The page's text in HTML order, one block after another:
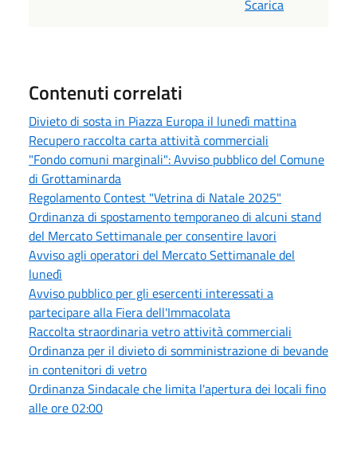
Scarica
Contenuti correlati
Divieto di sosta in Piazza Europa il lunedì mattina
Recupero raccolta carta attività commerciali
"Fondo comuni marginali": Avviso pubblico del Comune
di Grottaminarda
Regolamento Contest "Vetrina di Natale 2025"
Ordinanza di spostamento temporaneo di alcuni stand
del Mercato Settimanale per consentire lavori
Avviso agli operatori del Mercato Settimanale del
lunedì
Avviso pubblico per gli esercenti interessati a
partecipare alla Fiera dell'Immacolata
Raccolta straordinaria vetro attività commerciali
Ordinanza per il divieto di somministrazione di bevande
in contenitori di vetro
Ordinanza Sindacale che limita l'apertura dei locali fino
alle ore 02:00